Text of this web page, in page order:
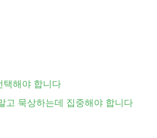
택해야 합니다
고 묵상하는데 집중해야 합니다